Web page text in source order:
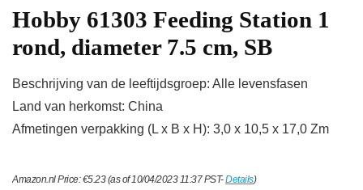
Hobby 61303 Feeding Station 1
rond, diameter 7.5 cm, SB
Beschrijving van de leeftijdsgroep: Alle levensfasen
Land van herkomst: China
Afmetingen verpakking (L x B x H): 3,0 x 10,5 x 17,0 Zm
Amazon.nl Price:€5.23(as of 10/04/2023 11:37 PST-Details)